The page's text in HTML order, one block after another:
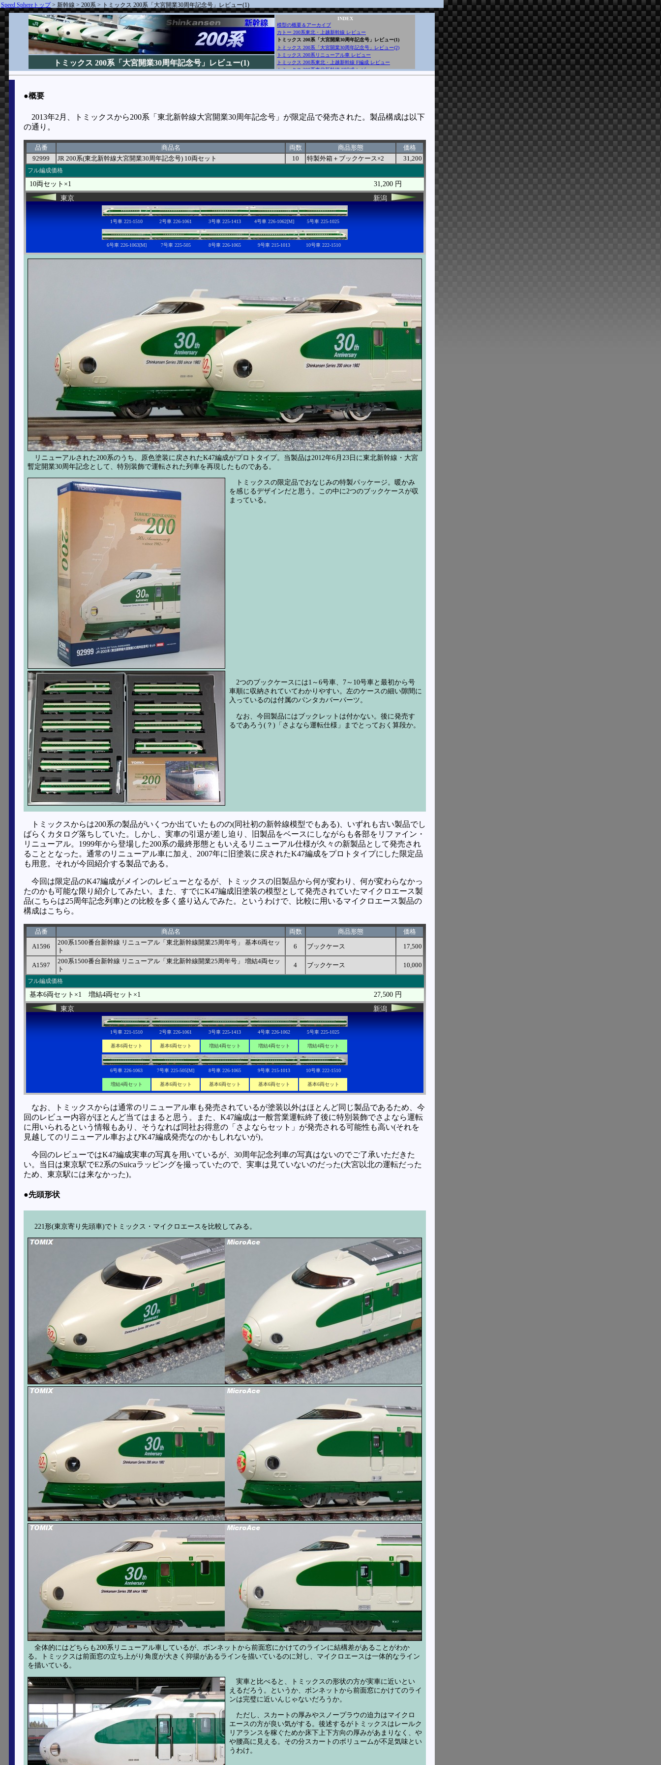
Speed Sphereトップ> 新幹線 > 200系 > トミックス 200系「大宮開業30周年記念号」レビュー(1)
INDEX
模型の概要＆アーカイブ
カトー 200系東北・上越新幹線 レビュー
トミックス 200系「大宮開業30周年記念号」レビュー(1)
トミックス 200系「大宮開業30周年記念号」レビュー(2)
トミックス 200系リニューアル車 レビュー
トミックス 200系東北・上越新幹線 F編成 レビュー
トミックス 200系東北新幹線 H編成 レビュー
トミックス 200系「大宮開業30周年記念号」レビュー(1)
●概要
2013年2月、トミックスから200系「東北新幹線大宮開業30周年記念号」が限定品で発売された。製品構成は以下
の通り。
品番 商品名 両数 商品形態
価格
92999
JR 200系(東北新幹線大宮開業30周年記念号) 10両セット 10 特製外箱＋ブックケース×2
31,200
フル編成価格
10両セット×1
31,200 円
東京
新潟
1号車 221-1510 2号車 226-1061 3号車 225-1413 4号車 226-1062[M] 5号車 225-1025
6号車 226-1063[M] 7号車 225-505 8号車 226-1065 9号車 215-1013 10号車 222-1510
リニューアルされた200系のうち、原色塗装に戻されたK47編成がプロトタイプ。当製品は2012年6月23日に東北新幹線・大宮
暫定開業30周年記念として、特別装飾で運転された列車を再現したものである。
トミックスの限定品でおなじみの特製パッケージ。暖かみ
を感じるデザインだと思う。この中に2つのブックケースが収
まっている。
2つのブックケースには1～6号車、7～10号車と最初から号
車順に収納されていてわかりやすい。左のケースの細い隙間に
入っているのは付属のパンタカバーパーツ。
なお、今回製品にはブックレットは付かない。後に発売す
るであろう(？)「さよなら運転仕様」までとっておく算段か。
トミックスからは200系の製品がいくつか出ていたものの(同社初の新幹線模型でもある)、いずれも古い製品でし
ばらくカタログ落ちしていた。しかし、実車の引退が差し迫り、旧製品をベースにしながらも各部をリファイン・
リニューアル。1999年から登場した200系の最終形態ともいえるリニューアル仕様が久々の新製品として発売され
ることとなった。通常のリニューアル車に加え、2007年に旧塗装に戻されたK47編成をプロトタイプにした限定品
も用意。それが今回紹介する製品である。
今回は限定品のK47編成がメインのレビューとなるが、トミックスの旧製品から何が変わり、何が変わらなかっ
たのかも可能な限り紹介してみたい。また、すでにK47編成旧塗装の模型として発売されていたマイクロエース製
品(こちらは25周年記念列車)との比較を多く盛り込んでみた。というわけで、比較に用いるマイクロエース製品の
構成はこちら。
品番 商品名 両数 商品形態 価格
A1596
200系1500番台新幹線 リニューアル「東北新幹線開業25周年号」 基本6両セッ
ト
6 ブックケース 17,500
A1597
200系1500番台新幹線 リニューアル「東北新幹線開業25周年号」 増結4両セッ
ト
4 ブックケース 10,000
フル編成価格
基本6両セット×1 増結4両セット×1
27,500 円
東京
新潟
1号車 221-1510
基本6両セット
2号車 226-1061
基本6両セット
3号車 225-1413
増結4両セット
4号車 226-1062
増結4両セット
5号車 225-1025
増結4両セット
6号車 226-1063
増結4両セット
7号車 225-505[M]
基本6両セット
8号車 226-1065
基本6両セット
9号車 215-1013
基本6両セット
10号車 222-1510
基本6両セット
なお、トミックスからは通常のリニューアル車も発売されているが塗装以外はほとんど同じ製品であるため、今
回のレビュー内容がほとんど当てはまると思う。また、K47編成は一般営業運転終了後に特別装飾でさよなら運転
に用いられるという情報もあり、そうなれば同社お得意の「さよならセット」が発売される可能性も高い(それを
見越してのリニューアル車およびK47編成発売なのかもしれないが)。
今回のレビューではK47編成実車の写真を用いているが、30周年記念列車の写真はないのでご了承いただきた
い。当日は東京駅でE2系のSuicaラッピングを撮っていたので、実車は見ていないのだった(大宮以北の運転だった
ため、東京駅には来なかった)。
●先頭形状
221形(東京寄り先頭車)でトミックス・マイクロエースを比較してみる。
全体的にはどちらも200系リニューアル車しているが、ボンネットから前面窓にかけてのラインに結構差があることがわか
る。トミックスは前面窓の立ち上がり角度が大きく抑揚があるラインを描いているのに対し、マイクロエースは一体的なライン
を描いている。
実車と比べると、トミックスの形状の方が実車に近いとい
えるだろう。というか、ボンネットから前面窓にかけてのライ
ンは完璧に近いんじゃないだろうか。
ただし、スカートの厚みやスノープラウの迫力はマイクロ
エースの方が良い気がする。後述するがトミックスはレールク
リアランスを稼ぐためか床下上下方向の厚みがあまりなく、や
や腰高に見える。その分スカートのボリュームが不足気味とい
うわけ。